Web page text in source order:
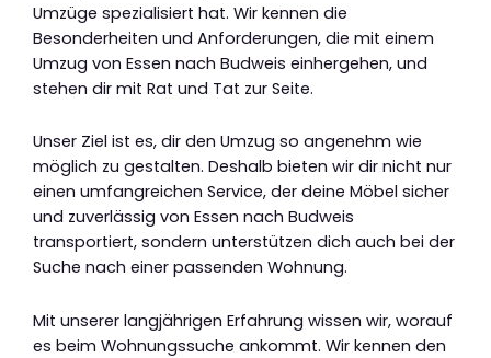
Umzüge spezialisiert hat. Wir kennen die
Besonderheiten und Anforderungen, die mit einem
Umzug von Essen nach Budweis einhergehen, und
stehen dir mit Rat und Tat zur Seite.
Unser Ziel ist es, dir den Umzug so angenehm wie
möglich zu gestalten. Deshalb bieten wir dir nicht nur
einen umfangreichen Service, der deine Möbel sicher
und zuverlässig von Essen nach Budweis
transportiert, sondern unterstützen dich auch bei der
Suche nach einer passenden Wohnung.
Mit unserer langjährigen Erfahrung wissen wir, worauf
es beim Wohnungssuche ankommt. Wir kennen den